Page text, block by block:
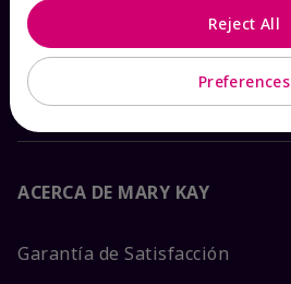
Catálogos interactivos
Preguntas frecuentes
ACERCA DE MARY KAY
Garantía de Satisfacción
Preferences
Reject All